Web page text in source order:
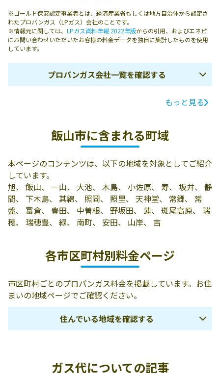
※ゴールド保安認定事業者とは、経済産業省もしくは地方自治体から認定さ
れたプロパンガス（LPガス）会社のことです。
※情報元に関しては、 LPガス資料年報 2022年版からの引用、およびエネピ
にお問い合わせいただいたお客様の料金データを独自に集計したものを使用
しています。
プロパンガス会社一覧を確認する
電話番号
南町22-2
会
大字飯山1171
有限会社篠井商
店
飯山市大字飯山
977
0269-62-3014
飯山燃料協同組
合
飯山市大字木島
601-1
0269-63-3231
飯山日通プロパ
389-2255 飯山市
大字静間395
0269-62-5525
高山商店
飯山市大字瑞穂
614-1
0269-65-2256
3088
もっと見る
飯山市に含まれる町域
本ページのコンテンツは、以下の地域を対象としてご紹介
しています。
旭、 飯山、 一山、 大池、 木島、 小佐原、 寿、 坂井、 静
間、 下木島、 其綿、 照岡、 照里、 天神堂、 常郷、 常
盤、 富倉、 豊田、 中曽根、 野坂田、 蓮、 斑尾高原、 瑞
穂、 瑞穂豊、 緑、 南町、 安田、 山岸、 吉
各市区町村別料金ページ
市区町村ごとのプロパンガス料金を掲載しています。お住
まいの地域ページでご確認ください。
住んでいる地域を確認する
埴科郡坂城町
上高井郡小布施 上高井郡高山村
ガス代についての記事